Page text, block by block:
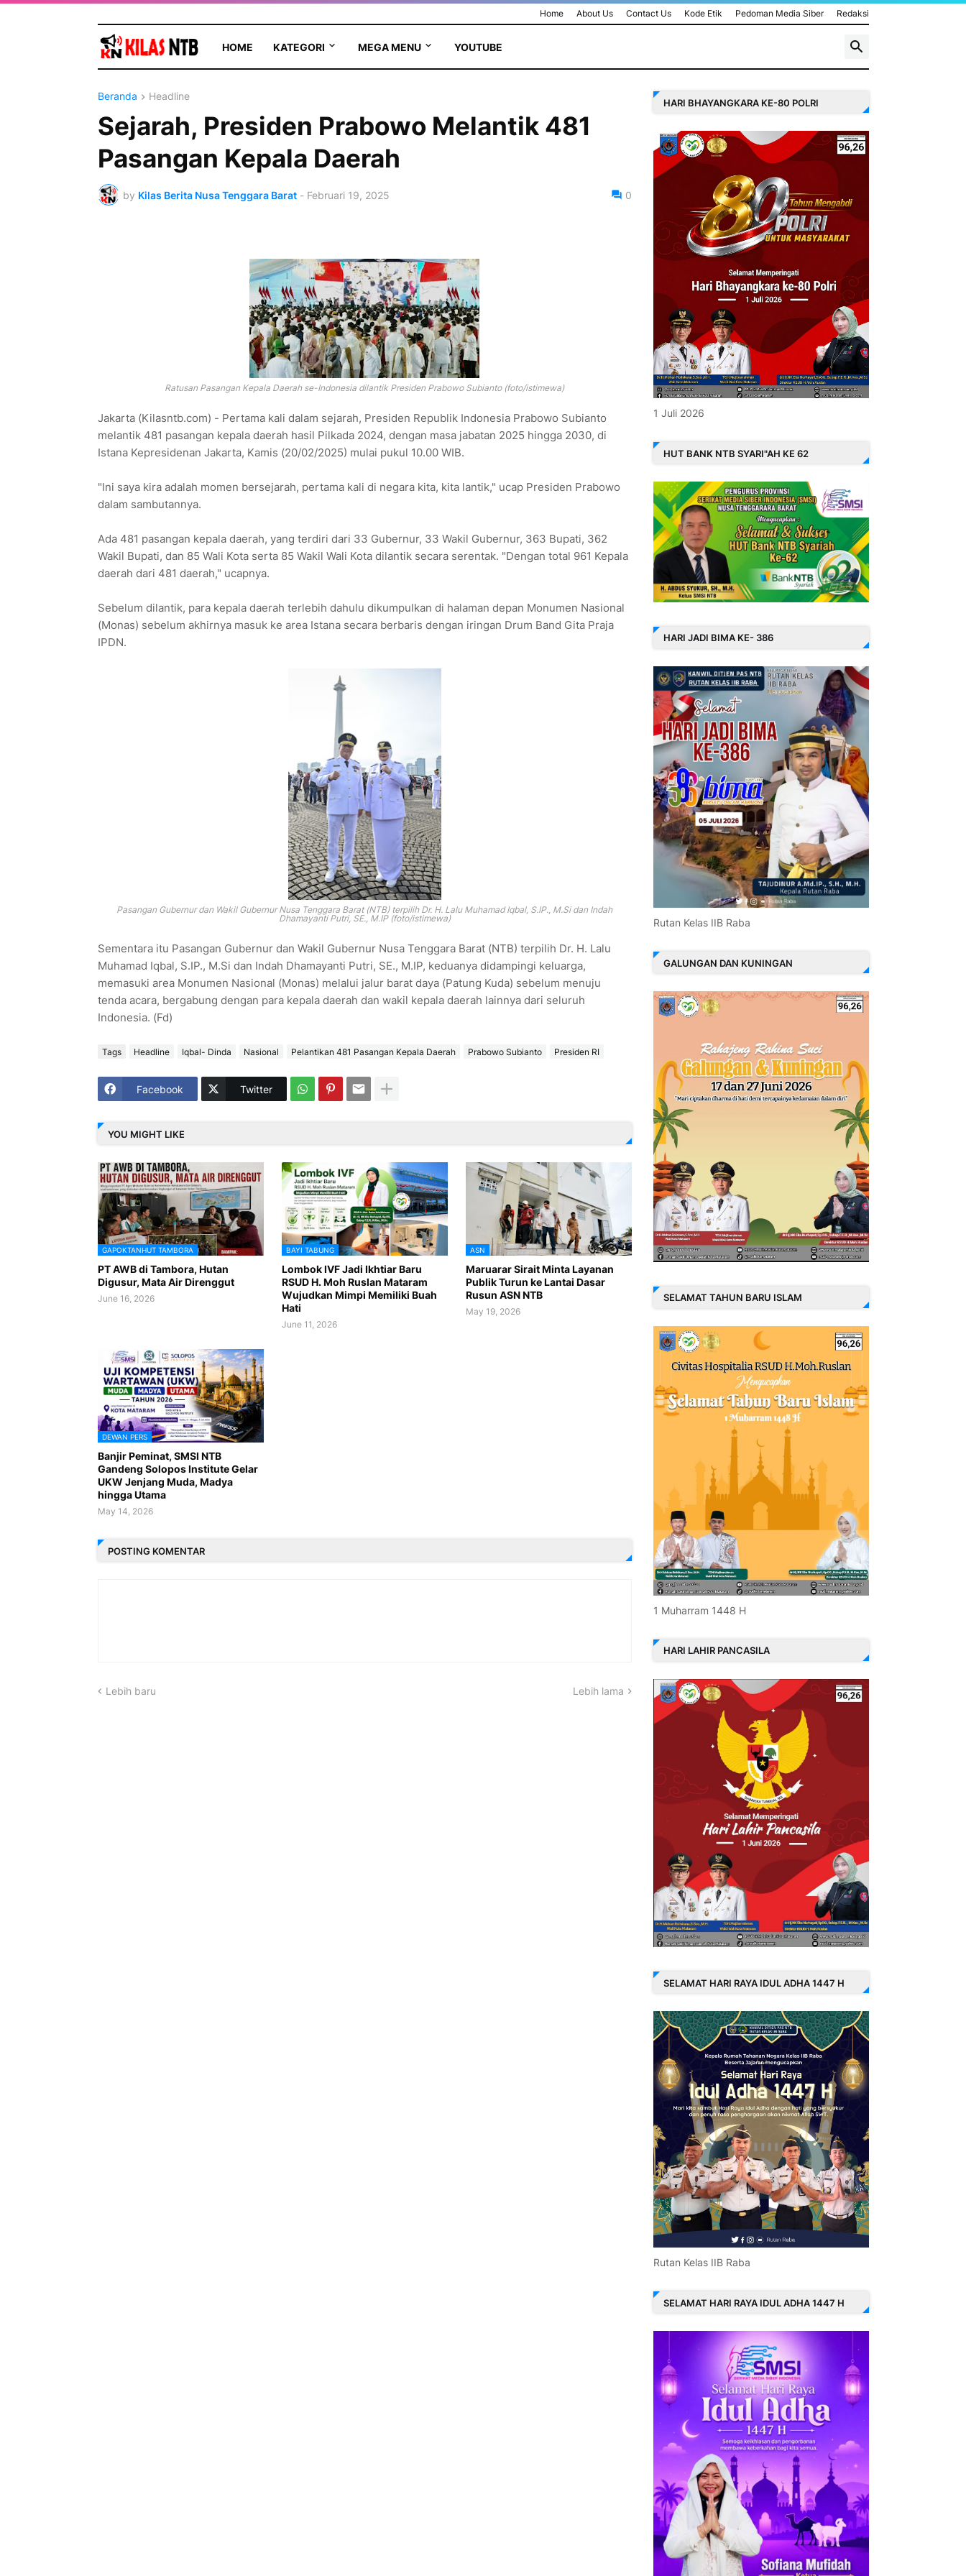
Home About Us Contact Us Kode Etik Pedoman Media Siber Redaksi
HOME KATEGORI MEGA MENU YOUTUBE
Beranda Headline
Sejarah, Presiden Prabowo Melantik 481
Pasangan Kepala Daerah
by Kilas Berita Nusa Tenggara Barat - Februari 19, 2025 0
Ratusan Pasangan Kepala Daerah se-Indonesia dilantik Presiden Prabowo Subianto (foto/istimewa)
Jakarta (Kilasntb.com) - Pertama kali dalam sejarah, Presiden Republik Indonesia Prabowo Subianto
melantik 481 pasangan kepala daerah hasil Pilkada 2024, dengan masa jabatan 2025 hingga 2030, di
Istana Kepresidenan Jakarta, Kamis (20/02/2025) mulai pukul 10.00 WIB.
"Ini saya kira adalah momen bersejarah, pertama kali di negara kita, kita lantik," ucap Presiden Prabowo
dalam sambutannya.
Ada 481 pasangan kepala daerah, yang terdiri dari 33 Gubernur, 33 Wakil Gubernur, 363 Bupati, 362
Wakil Bupati, dan 85 Wali Kota serta 85 Wakil Wali Kota dilantik secara serentak. "Dengan total 961 Kepala
daerah dari 481 daerah," ucapnya.
Sebelum dilantik, para kepala daerah terlebih dahulu dikumpulkan di halaman depan Monumen Nasional
(Monas) sebelum akhirnya masuk ke area Istana secara berbaris dengan iringan Drum Band Gita Praja
IPDN.
Pasangan Gubernur dan Wakil Gubernur Nusa Tenggara Barat (NTB) terpilih Dr. H. Lalu Muhamad Iqbal, S.IP., M.Si dan Indah
Dhamayanti Putri, SE., M.IP (foto/istimewa)
Sementara itu Pasangan Gubernur dan Wakil Gubernur Nusa Tenggara Barat (NTB) terpilih Dr. H. Lalu
Muhamad Iqbal, S.IP., M.Si dan Indah Dhamayanti Putri, SE., M.IP, keduanya didampingi keluarga,
memasuki area Monumen Nasional (Monas) melalui jalur barat daya (Patung Kuda) sebelum menuju
tenda acara, bergabung dengan para kepala daerah dan wakil kepala daerah lainnya dari seluruh
Indonesia. (Fd)
Tags Headline Iqbal- Dinda Nasional Pelantikan 481 Pasangan Kepala Daerah Prabowo Subianto Presiden RI
Facebook Twitter
YOU MIGHT LIKE
GAPOKTANHUT TAMBORA
PT AWB di Tambora, Hutan
Digusur, Mata Air Direnggut
June 16, 2026
BAYI TABUNG
Lombok IVF Jadi Ikhtiar Baru
RSUD H. Moh Ruslan Mataram
Wujudkan Mimpi Memiliki Buah
Hati
June 11, 2026
ASN
Maruarar Sirait Minta Layanan
Publik Turun ke Lantai Dasar
Rusun ASN NTB
May 19, 2026
DEWAN PERS
Banjir Peminat, SMSI NTB
Gandeng Solopos Institute Gelar
UKW Jenjang Muda, Madya
hingga Utama
May 14, 2026
POSTING KOMENTAR
Lebih baru Lebih lama
HARI BHAYANGKARA KE-80 POLRI
1 Juli 2026
HUT BANK NTB SYARI"AH KE 62
HARI JADI BIMA KE- 386
Rutan Kelas IIB Raba
GALUNGAN DAN KUNINGAN
SELAMAT TAHUN BARU ISLAM
1 Muharram 1448 H
HARI LAHIR PANCASILA
SELAMAT HARI RAYA IDUL ADHA 1447 H
Rutan Kelas IIB Raba
SELAMAT HARI RAYA IDUL ADHA 1447 H